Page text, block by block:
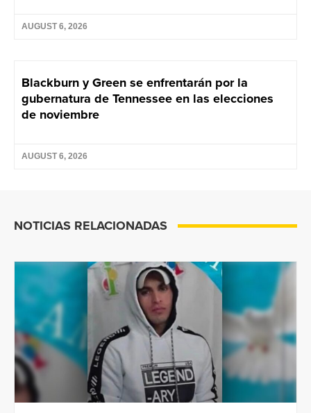
AUGUST 6, 2026
Blackburn y Green se enfrentarán por la
gubernatura de Tennessee en las elecciones
de noviembre
AUGUST 6, 2026
NOTICIAS RELACIONADAS